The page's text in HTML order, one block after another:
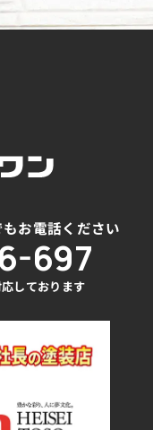
お電話ください
697
しております